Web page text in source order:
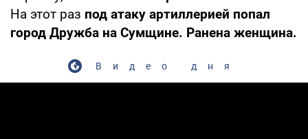
На этот раз под атаку артиллерией попал
город Дружба на Сумщине. Ранена женщина.
Видео дня